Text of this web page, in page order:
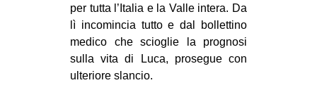
ESTREMO ORIENTE
EUROPA
MEDIO ORIENTE
MONDO
per tutta l’Italia e la Valle intera. Da
lì incomincia tutto e dal bollettino
medico che scioglie la prognosi
sulla vita di Luca, prosegue con
ulteriore slancio.